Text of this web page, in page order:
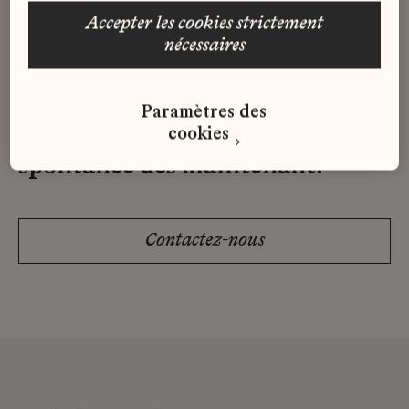
Vous n'avez pas trouvé d'offre
qui correspond à votre profil ?
Envoyez-nous votre candidature
spontanée dès maintenant.
Contactez-nous
accepter les cookies strictement
nécessaires
Paramètres des
cookies